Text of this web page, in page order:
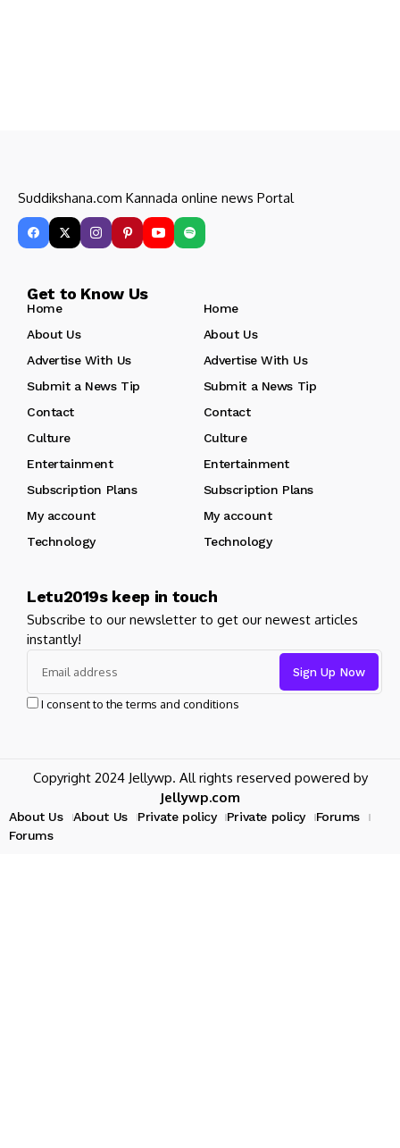
Suddikshana.com Kannada online news Portal
Get to Know Us
Home
Home
About Us
About Us
Advertise With Us
Advertise With Us
Submit a News Tip
Submit a News Tip
Contact
Contact
Culture
Culture
Entertainment
Entertainment
Subscription Plans
Subscription Plans
My account
My account
Technology
Technology
Letu2019s keep in touch
Subscribe to our newsletter to get our newest articles
instantly!
I consent to the terms and conditions
Copyright 2024 Jellywp. All rights reserved powered by
Jellywp.com
About Us About Us Private policy Private policy
Forums
Forums